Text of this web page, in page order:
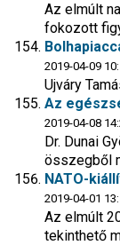
Az elmúlt
fokozott
2019-04-09
Ujváry
Az
2019-04-08
Dr. Dunai
összegből
NATO-
2019-04-01
Az elmúlt
tekinthető